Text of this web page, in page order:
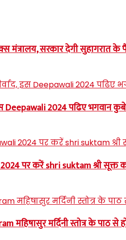
सरकार देगी सुहागरात के
Deepawali 2024 पढिए भगवान
पर करें shri suktam श्री सूक्त
मर्दिनी स्तोत्र के पाठ से